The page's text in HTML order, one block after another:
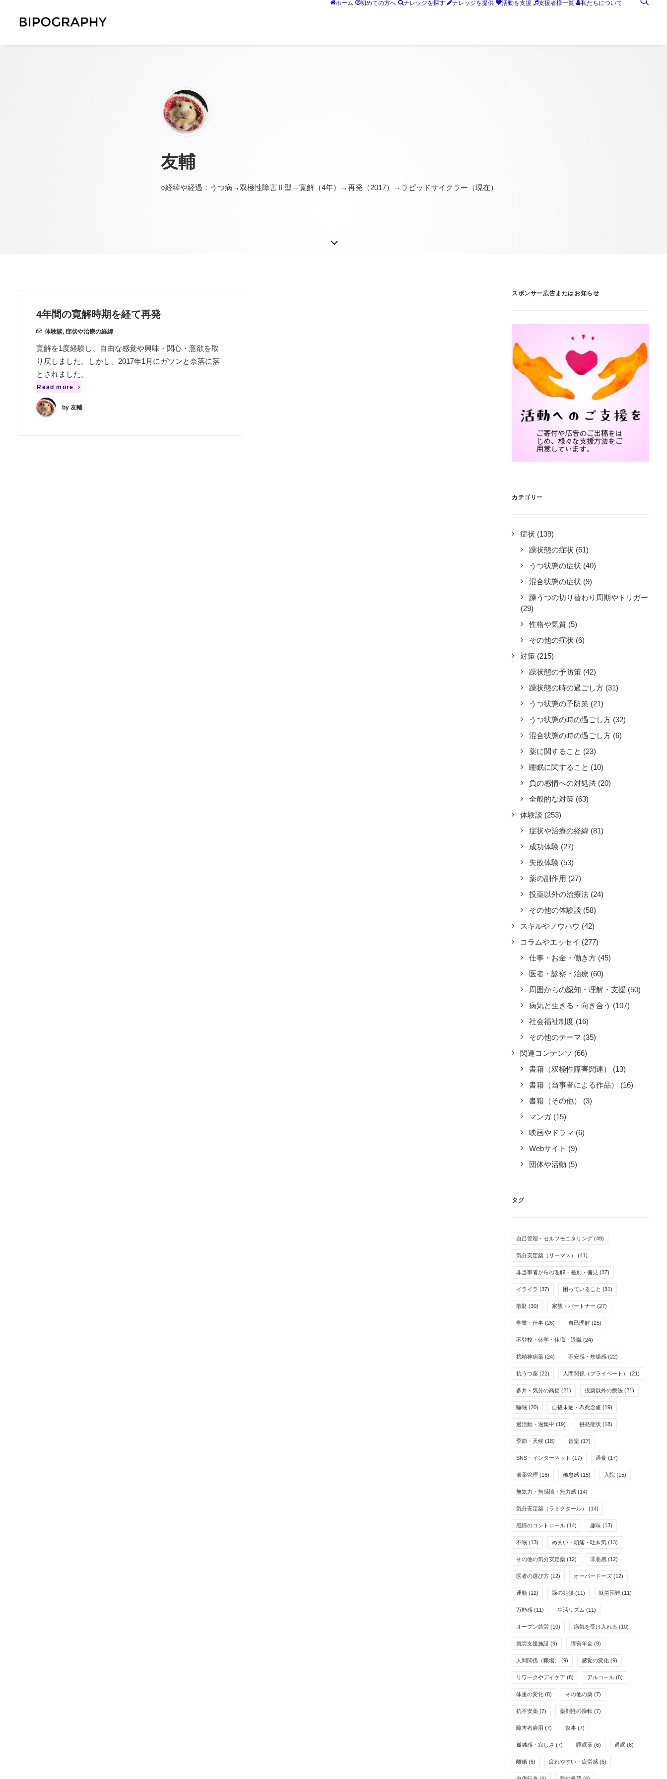
ホーム 初めての方へ ナレッジを探す ナレッジを提供 活動を支援 支援者様一覧 私たちについて
友輔
○経緯や経過：うつ病→双極性障害Ⅱ型→寛解（4年）→再発（2017）→ラピッドサイクラー（現在）
4年間の寛解時期を経て再発
体験談, 症状や治療の経緯
寛解を1度経験し、自由な感覚や興味・関心・意欲を取
り戻しました。しかし、2017年1月にガツンと奈落に落
とされました。
Read more
by 友輔
スポンサー広告またはお知らせ
カテゴリー
症状 (139)
躁状態の症状 (61)
うつ状態の症状 (40)
混合状態の症状 (9)
躁うつの切り替わり周期やトリガー
(29)
性格や気質 (5)
その他の症状 (6)
対策 (215)
躁状態の予防策 (42)
躁状態の時の過ごし方 (31)
うつ状態の予防策 (21)
うつ状態の時の過ごし方 (32)
混合状態の時の過ごし方 (6)
薬に関すること (23)
睡眠に関すること (10)
負の感情への対処法 (20)
全般的な対策 (63)
体験談 (253)
症状や治療の経緯 (81)
成功体験 (27)
失敗体験 (53)
薬の副作用 (27)
投薬以外の治療法 (24)
その他の体験談 (58)
スキルやノウハウ (42)
コラムやエッセイ (277)
仕事・お金・働き方 (45)
医者・診察・治療 (60)
周囲からの認知・理解・支援 (50)
病気と生きる・向き合う (107)
社会福祉制度 (16)
その他のテーマ (35)
関連コンテンツ (66)
書籍（双極性障害関連）
(13)
書籍（当事者による作品）
(16)
書籍（その他）
(3)
マンガ (15)
映画やドラマ (6)
Webサイト (9)
団体や活動 (5)
タグ
自己管理・セルフモニタリング (49)
気分安定薬（リーマス） (41)
非当事者からの理解・差別・偏見 (37)
イライラ (37) 困っていること (31)
散財 (30) 家族・パートナー (27)
学業・仕事 (26) 自己理解 (25)
不登校・休学・休職・退職 (24)
抗精神病薬 (24) 不安感・焦燥感 (22)
抗うつ薬 (22) 人間関係（プライベート） (21)
多弁・気分の高揚 (21) 投薬以外の療法 (21)
睡眠 (20) 自殺未遂・希死念慮 (19)
過活動・過集中 (19) 併発症状 (18)
季節・天候 (18) 音楽 (17)
SNS・インターネット (17) 過食 (17)
服薬管理 (16) 倦怠感 (15) 入院 (15)
無気力・無感情・無力感 (14)
気分安定薬（ラミクタール） (14)
感情のコントロール (14) 趣味 (13)
不眠 (13) めまい・頭痛・吐き気 (13)
その他の気分安定薬 (12) 罪悪感 (12)
医者の選び方 (12) オーバードーズ (12)
運動 (12) 躁の兆候 (11) 就労困難 (11)
万能感 (11) 生活リズム (11)
オープン就労 (10) 病気を受け入れる (10)
就労支援施設 (9) 障害年金 (9)
人間関係（職場） (9) 感覚の変化 (9)
リワークやデイケア (8) アルコール (8)
体重の変化 (8) その他の薬 (7)
抗不安薬 (7) 薬剤性の躁転 (7)
障害者雇用 (7) 家事 (7)
孤独感・寂しさ (7) 睡眠薬 (6) 過眠 (6)
離婚 (6) 疲れやすい・疲労感 (6)